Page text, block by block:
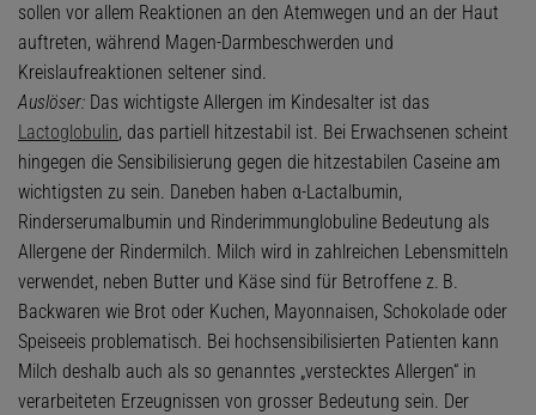
sollen vor allem Reaktionen an den Atemwegen und an der Haut
auftreten, während Magen-Darmbeschwerden und
Kreislaufreaktionen seltener sind.
Auslöser: Das wichtigste Allergen im Kindesalter ist das
Lactoglobulin, das partiell hitzestabil ist. Bei Erwachsenen scheint
hingegen die Sensibilisierung gegen die hitzestabilen Caseine am
wichtigsten zu sein. Daneben haben α-Lactalbumin,
Rinderserumalbumin und Rinderimmunglobuline Bedeutung als
Allergene der Rindermilch. Milch wird in zahlreichen Lebensmitteln
verwendet, neben Butter und Käse sind für Betroffene z. B.
Backwaren wie Brot oder Kuchen, Mayonnaisen, Schokolade oder
Speiseeis problematisch. Bei hochsensibilisierten Patienten kann
Milch deshalb auch als so genanntes „verstecktes Allergen“ in
verarbeiteten Erzeugnissen von grosser Bedeutung sein. Der